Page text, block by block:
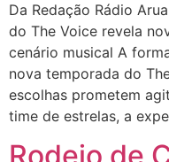
Da Redação Rádio
do The Voice revela
cenário musical A
nova temporada do
escolhas prometem
time de estrelas, a